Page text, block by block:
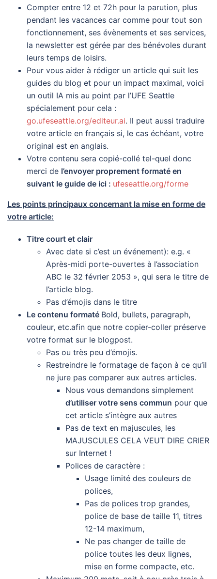
Compter entre 12 et 72h pour la parution, plus
pendant les vacances car comme pour tout son
fonctionnement, ses évènements et ses services,
la newsletter est gérée par des bénévoles durant
leurs temps de loisirs.
Pour vous aider à rédiger un article qui suit les
guides du blog et pour un impact maximal, voici
un outil IA mis au point par l’UFE Seattle
spécialement pour cela :
go.ufeseattle.org/editeur.ai. Il peut aussi traduire
votre article en français si, le cas échéant, votre
original est en anglais.
Votre contenu sera copié-collé tel-quel donc
merci de l’envoyer proprement formaté en
suivant le guide de ici : ufeseattle.org/forme
Les points principaux concernant la mise en forme de
votre article:
Titre court et clair
Avec date si c’est un événement): e.g. «
Après-midi porte-ouvertes à l’association
ABC le 32 février 2053 », qui sera le titre de
l’article blog.
Pas d’émojis dans le titre
Le contenu formaté Bold, bullets, paragraph,
couleur, etc.afin que notre copier-coller préserve
votre format sur le blogpost.
Pas ou très peu d’émojis.
Restreindre le formatage de façon à ce qu’il
ne jure pas comparer aux autres articles.
Nous vous demandons simplement
d’utiliser votre sens commun pour que
cet article s’intègre aux autres
Pas de text en majuscules, les
MAJUSCULES CELA VEUT DIRE CRIER
sur Internet !
Polices de caractère :
Usage limité des couleurs de
polices,
Pas de polices trop grandes,
police de base de taille 11, titres
12-14 maximum,
Ne pas changer de taille de
police toutes les deux lignes,
mise en forme compacte, etc.